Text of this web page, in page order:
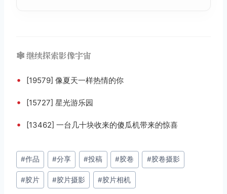
🕸️ 继续探索影像宇宙
• [19579] 像夏天一样热情的你
• [15727] 星光游乐园
• [13462] 一台几十块收来的傻瓜机带来的惊喜
文
章
标
#作品 #分享 #投稿 #胶卷 #胶卷摄影
#胶片 #胶片摄影 #胶片相机